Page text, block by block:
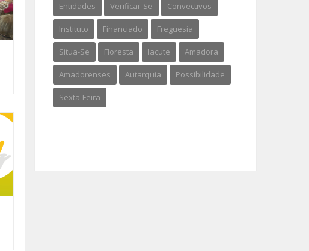
Entidades Verificar-Se Convectivos
Instituto Financiado Freguesia
Situa-Se Floresta Iacute Amadora
Amadorenses Autarquia Possibilidade
Sexta-Feira